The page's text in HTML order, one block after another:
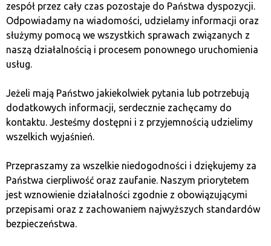
Одним из новейших способов мошенничества на
рынке криптовалют является создание фальшивых
токенов с названиями известных криптовалют,
таких как USDT (tether). К сожалению, многие люди
даже не осознают этой угрозы.
Фальшивые токены — это единицы цифровой
валюты, которые выглядят и действуют как
настоящие, но являются бесценными. Мошенники
создают их на платформах блокчейн, таких как
клонирования внешнего вида и названия настоящих
криптовалют. В результате невнимательный взгляд
может не заметить разницы между настоящим и
фальшивым токеном.
zespół przez cały czas pozostaje do Państwa dyspozycji.
Odpowiadamy na wiadomości, udzielamy informacji oraz
służymy pomocą we wszystkich sprawach związanych z
naszą działalnością i procesem ponownego uruchomienia
usług.
Jeżeli mają Państwo jakiekolwiek pytania lub potrzebują
dodatkowych informacji, serdecznie zachęcamy do
kontaktu. Jesteśmy dostępni i z przyjemnością udzielimy
wszelkich wyjaśnień.
Przepraszamy za wszelkie niedogodności i dziękujemy za
Państwa cierpliwość oraz zaufanie. Naszym priorytetem
jest wznowienie działalności zgodnie z obowiązującymi
przepisami oraz z zachowaniem najwyższych standardów
bezpieczeństwa.